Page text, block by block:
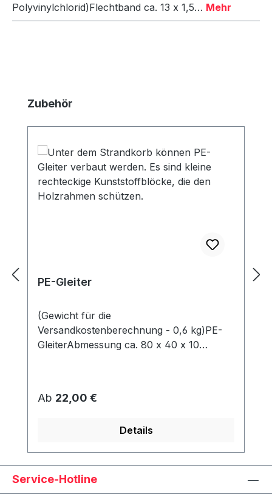
Polyvinylchlorid)Flechtband ca. 13 x 1,5… Mehr
Produktgalerie überspringen
Zubehör
PE-Gleiter
(Gewicht für die
Versandkostenberechnung - 0,6 kg)PE-
GleiterAbmessung ca. 80 x 40 x 10
Regulärer Preis:
Ab 22,00 €
Details
Service-Hotline